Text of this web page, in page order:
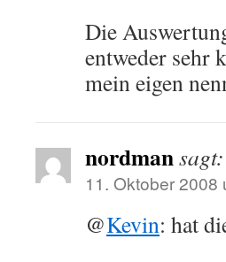
Die
entweder sehr
mein eigen
nordmansagt:
11. Oktober 2008
@Kevin: hat